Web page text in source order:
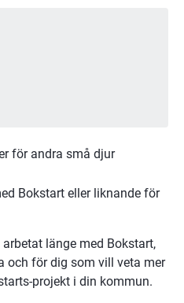
Bokstart eller liknande för
länge med Bokstart,
och för dig som vill veta mer
projekt i din kommun.